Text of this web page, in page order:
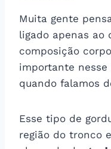
Muita gente
ligado apenas ao
composição
importante
quando falamos
Esse tipo de
região do tronco